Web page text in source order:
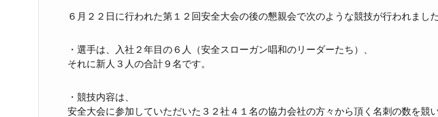
６月２２日に行われた第１２回安全大会の後の懇親会で次のような競技が行われました
・選手は、入社２年目の６人（安全スローガン唱和のリーダーたち）、
それに新人３人の合計９名です。
・競技内容は、
安全大会に参加していただいた３２社４１名の協力会社の方々から頂く名刺の数を競い